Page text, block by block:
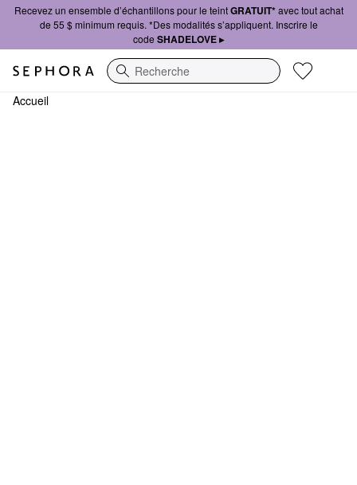
Recevez un ensemble d’échantillons pour le teintGRATUIT*avec tout achat
de 55 $ minimum requis. *Des modalités s’appliquent. Inscrire le
code SHADELOVE ▸
Recherche
Accueil